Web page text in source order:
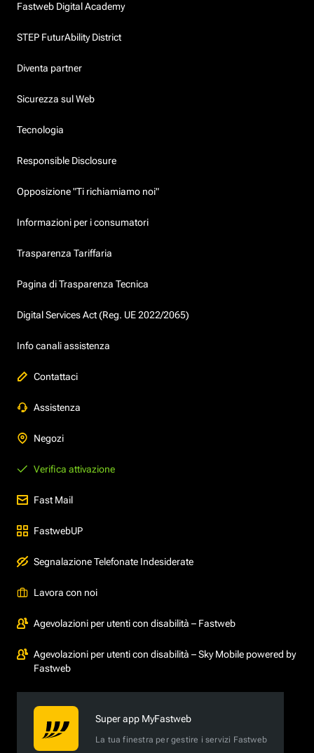
Fastweb Digital Academy
STEP FuturAbility District
Diventa partner
Sicurezza sul Web
Tecnologia
Responsible Disclosure
Opposizione "Ti richiamiamo noi"
Informazioni per i consumatori
Trasparenza Tariffaria
Pagina di Trasparenza Tecnica
Digital Services Act (Reg. UE 2022/2065)
Info canali assistenza
Contattaci
Assistenza
Negozi
Verifica attivazione
Fast Mail
FastwebUP
Segnalazione Telefonate Indesiderate
Lavora con noi
Agevolazioni per utenti con disabilità – Fastweb
Agevolazioni per utenti con disabilità – Sky Mobile powered by
Fastweb
Super app MyFastweb
La tua finestra per gestire i servizi Fastweb